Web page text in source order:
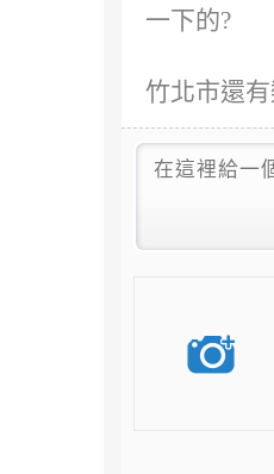
一下的?
竹北市還